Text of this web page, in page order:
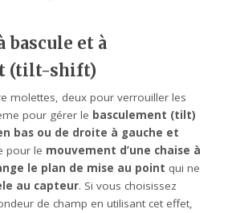
bascule et à
(tilt-shift)
molettes, deux pour verrouiller les
pour gérer le basculement (tilt)
bas ou de droite à gauche et
pour le mouvement d’une chaise à
le plan de mise au point qui ne
au capteur. Si vous choisissez
de champ en utilisant cet effet,